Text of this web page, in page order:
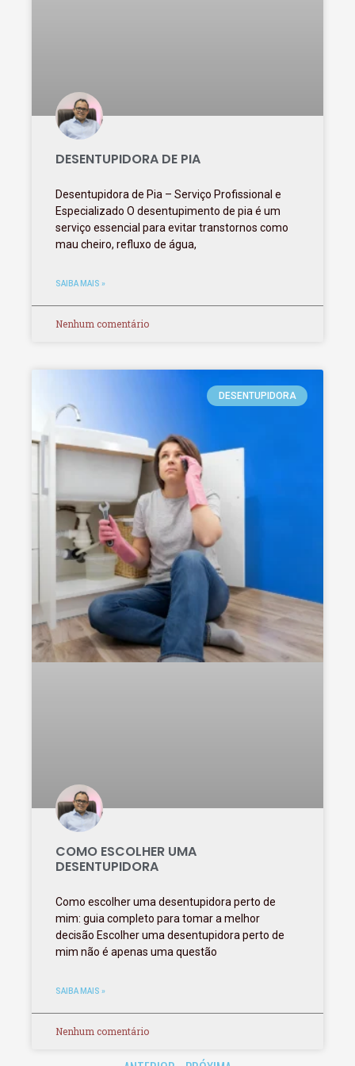
DESENTUPIDORA DE PIA
Desentupidora de Pia – Serviço Profissional e
Especializado O desentupimento de pia é um
serviço essencial para evitar transtornos como
mau cheiro, refluxo de água,
SAIBA MAIS »
Nenhum comentário
DESENTUPIDORA
COMO ESCOLHER UMA
DESENTUPIDORA
Como escolher uma desentupidora perto de
mim: guia completo para tomar a melhor
decisão Escolher uma desentupidora perto de
mim não é apenas uma questão
SAIBA MAIS »
Nenhum comentário